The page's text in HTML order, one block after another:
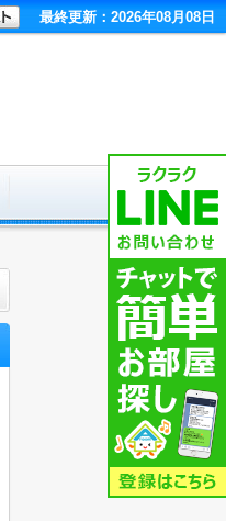
最終更新：2026年08月08日